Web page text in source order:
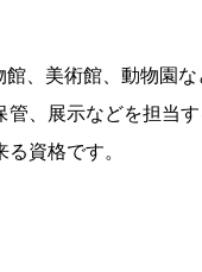
、美術館、動物園な
管、展示などを担当
資格です。